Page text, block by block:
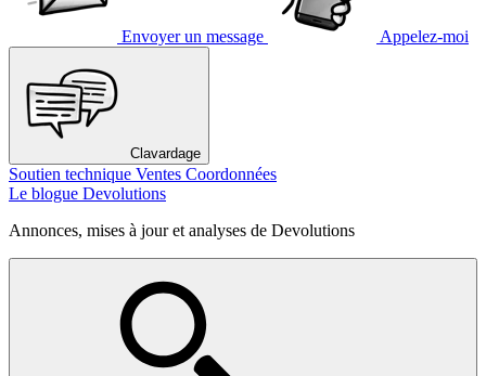
Envoyer un message Appelez-moi
Clavardage
Soutien technique Ventes Coordonnées
Le blogue Devolutions
Annonces, mises à jour et analyses de Devolutions